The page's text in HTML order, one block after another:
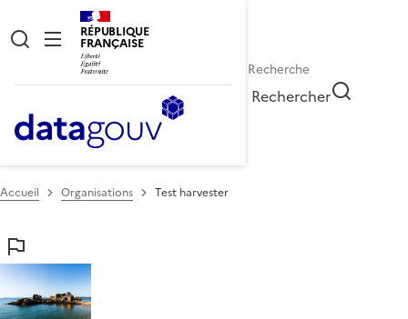
RÉPUBLIQUE
FRANÇAISE
Rechercher
Accueil Organisations Test harvester